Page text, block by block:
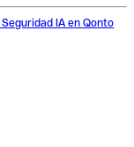
Seguridad IA en Qonto